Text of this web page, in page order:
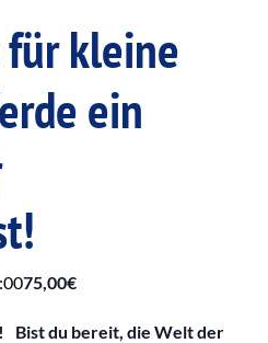
kleine
ein
75,00€
Bist du bereit, die Welt der